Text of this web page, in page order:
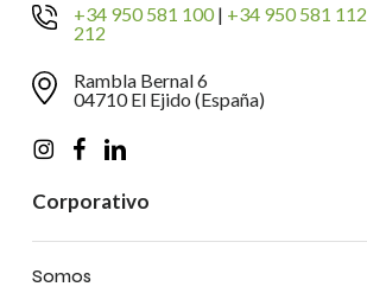
+34 950 581 100| +34 950 581 112
212
Rambla Bernal 6
04710 El Ejido (España)
Corporativo
Somos